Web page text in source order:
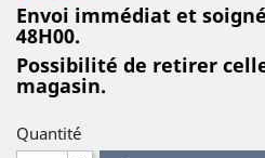
Envoi immédiat et
48H00.
Possibilité de retirer
magasin.
Quantité